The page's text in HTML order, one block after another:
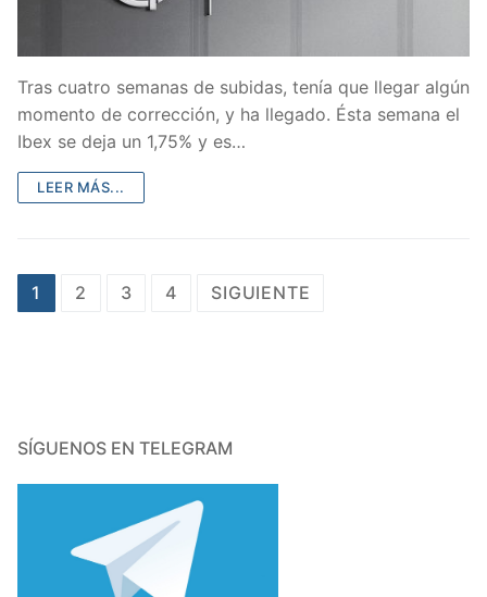
Tras cuatro semanas de subidas, tenía que llegar algún
momento de corrección, y ha llegado. Ésta semana el
Ibex se deja un 1,75% y es…
LEER MÁS...
Paginación
1 2 3 4 SIGUIENTE
SÍGUENOS EN TELEGRAM